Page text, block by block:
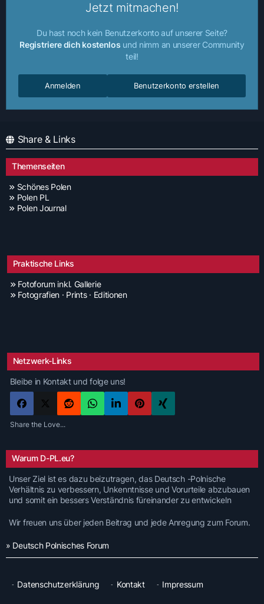
Jetzt mitmachen!
Du hast noch kein Benutzerkonto auf unserer Seite?
Registriere dich kostenlos und nimm an unserer Community
teil!
Benutzerkonto erstellen
Anmelden
Share & Links
Themenseiten
Schönes Polen
Polen PL
Polen Journal
Praktische Links
Fotoforum inkl. Gallerie
Fotografien · Prints · Editionen
Netzwerk-Links
Bleibe in Kontakt und folge uns!
Share the Love...
Warum D-PL.eu?
Unser Ziel ist es dazu beizutragen, das Deutsch -Polnische
Verhältnis zu verbessern, Unkenntnisse und Vorurteile abzubauen
und somit ein bessers Verständnis füreinander zu entwickeln
Wir freuen uns über jeden Beitrag und jede Anregung zum Forum.
» Deutsch Polnisches Forum
Datenschutzerklärung Kontakt Impressum